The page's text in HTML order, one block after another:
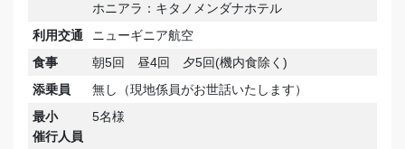
ホニアラ：キタノメンダナホテル
利用交通
ニューギニア航空
食事
朝5回 昼4回 夕5回(機内食除く)
添乗員
無し（現地係員がお世話いたします）
最小
催行人員
5名様